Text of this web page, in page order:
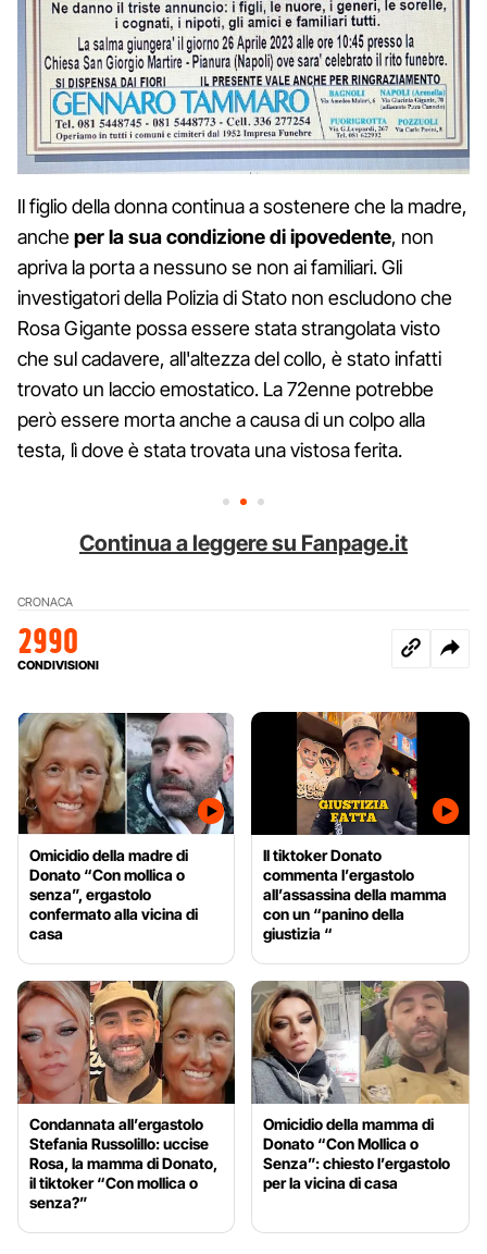
Il figlio della donna continua a sostenere che la madre,
ancheper la sua condizione di ipovedente, non
apriva la porta a nessuno se non ai familiari. Gli
investigatori della Polizia di Stato non escludono che
Rosa Gigante possa essere stata strangolata visto
che sul cadavere, all'altezza del collo, è stato infatti
trovato un laccio emostatico. La 72enne potrebbe
però essere morta anche a causa di un colpo alla
testa, lì dove è stata trovata una vistosa ferita.
Continua a leggere su Fanpage.it
CRONACA
2990
CONDIVISIONI
Omicidio della madre di
Donato “Con mollica o
senza”, ergastolo
confermato alla vicina di
casa
Il tiktoker Donato
commenta l’ergastolo
all’assassina della mamma
con un “panino della
giustizia “
Condannata all’ergastolo
Stefania Russolillo: uccise
Rosa, la mamma di Donato,
il tiktoker “Con mollica o
senza?”
Omicidio della mamma di
Donato “Con Mollica o
Senza”: chiesto l’ergastolo
per la vicina di casa